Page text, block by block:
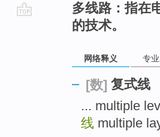
多线路：指在
的技术。
网络释义 专
[数] 复式线
... multiple
线 multiple